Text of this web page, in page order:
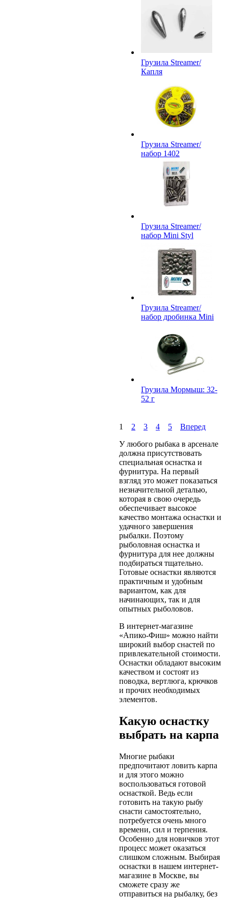
Грузила Streamer/
Капля
Грузила Streamer/
набор 1402
Грузила Streamer/
набор Mini Styl
Грузила Streamer/
набор дробинка Mini
Грузила Мормыш: 32-
52 г
1 2 3 4 5
Вперед
У любого рыбака в арсенале
должна присутствовать
специальная оснастка и
фурнитура. На первый
взгляд это может показаться
незначительной деталью,
которая в свою очередь
обеспечивает высокое
качество монтажа оснастки и
удачного завершения
рыбалки. Поэтому
рыболовная оснастка и
фурнитура для нее должны
подбираться тщательно.
Готовые оснастки являются
практичным и удобным
вариантом, как для
начинающих, так и для
опытных рыболовов.
В интернет-магазине
«Апико-Фиш» можно найти
широкий выбор снастей по
привлекательной стоимости.
Оснастки обладают высоким
качеством и состоят из
поводка, вертлюга, крючков
и прочих необходимых
элементов.
Какую оснастку
выбрать на карпа
Многие рыбаки
предпочитают ловить карпа
и для этого можно
воспользоваться готовой
оснасткой. Ведь если
готовить на такую рыбу
снасти самостоятельно,
потребуется очень много
времени, сил и терпения.
Особенно для новичков этот
процесс может оказаться
слишком сложным. Выбирая
оснастки в нашем интернет-
магазине в Москве, вы
сможете сразу же
отправиться на рыбалку, без